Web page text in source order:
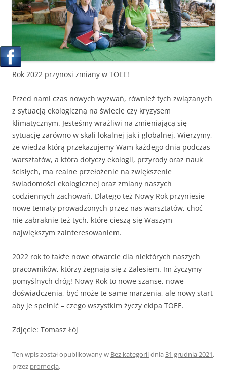
Rok 2022 przynosi zmiany w TOEE!
Przed nami czas nowych wyzwań, również tych związanych
z sytuacją ekologiczną na świecie czy kryzysem
klimatycznym. Jesteśmy wrażliwi na zmieniającą się
sytuację zarówno w skali lokalnej jak i globalnej. Wierzymy,
że wiedza którą przekazujemy Wam każdego dnia podczas
warsztatów, a która dotyczy ekologii, przyrody oraz nauk
ścisłych, ma realne przełożenie na zwiększenie
świadomości ekologicznej oraz zmiany naszych
codziennych zachowań. Dlatego też Nowy Rok przyniesie
nowe tematy prowadzonych przez nas warsztatów, choć
nie zabraknie też tych, które cieszą się Waszym
największym zainteresowaniem.
2022 rok to także nowe otwarcie dla niektórych naszych
pracowników, którzy żegnają się z Zalesiem. Im życzymy
pomyślnych dróg! Nowy Rok to nowe szanse, nowe
doświadczenia, być może te same marzenia, ale nowy start
aby je spełnić – czego wszystkim życzy ekipa TOEE.
Zdjęcie: Tomasz Łój
Ten wpis został opublikowany w Bez kategoriidnia 31 grudnia 2021,
przez promocja.